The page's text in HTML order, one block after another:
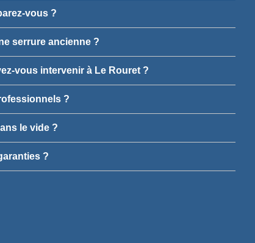
vous ?
serrure ancienne ?
vous intervenir à Le Rouret ?
?
le vide ?
?